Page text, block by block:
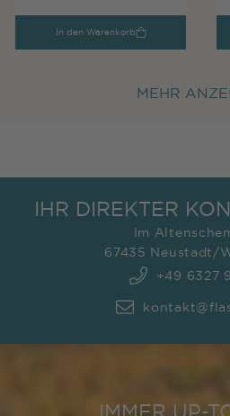
In den Warenkorb
MEHR
IHR DIREKTER
Im
67435 Neustadt/
+49 6327
IMMER UP-